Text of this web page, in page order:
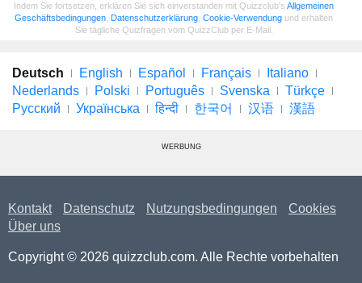
Indem Sie fortsetzen, erklären Sie sich einverstanden mit Quizzclub's Allgemeinen
Geschäftsbedingungen Datenschutzerklärung Cookie-Verwendung und erhalten
Sie tägliche Quizfragen vom QuizzClub per E-Mail.
Deutsch English Español Français
Italiano
Nederlands
Polski Português Svenska
Türkçe
Русский
Українська हिन्दी 한국어 汉语 漢語
WERBUNG
Kontakt Datenschutz Nutzungsbedingungen
Cookies
Über uns
Copyright © 2026 quizzclub.com. Alle Rechte vorbehalten